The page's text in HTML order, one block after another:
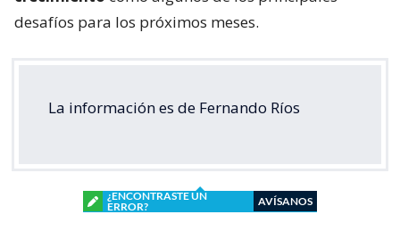
desafíos para los próximos meses.
La información es de Fernando Ríos
¿ENCONTRASTE UN
ERROR?
AVÍSANOS